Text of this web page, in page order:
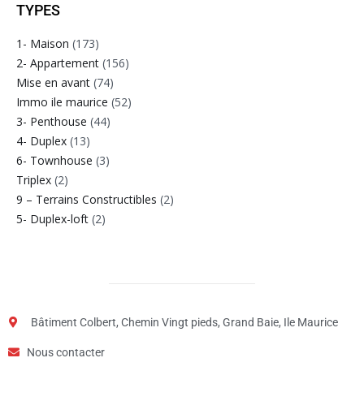
TYPES
1- Maison (173)
2- Appartement (156)
Mise en avant (74)
Immo ile maurice (52)
3- Penthouse (44)
4- Duplex (13)
6- Townhouse (3)
Triplex (2)
9 – Terrains Constructibles (2)
5- Duplex-loft (2)
Bâtiment Colbert, Chemin Vingt pieds, Grand Baie, Ile Maurice
Nous contacter